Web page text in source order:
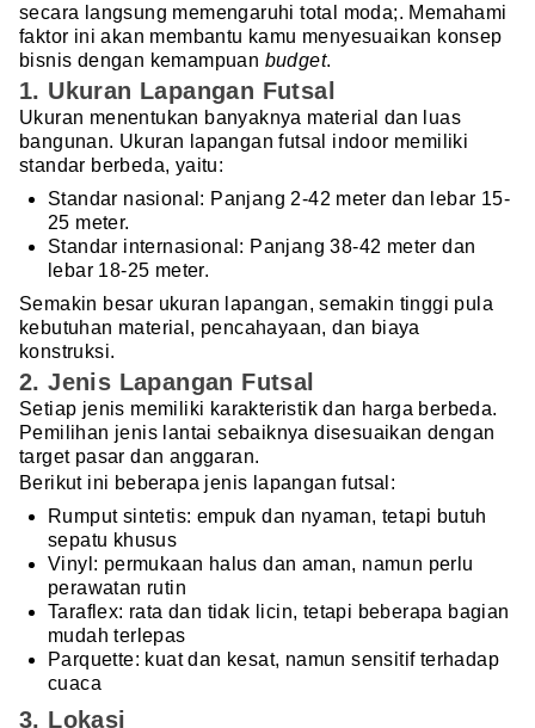
secara langsung memengaruhi total moda;. Memahami
faktor ini akan membantu kamu menyesuaikan konsep
bisnis dengan kemampuan budget.
1. Ukuran Lapangan Futsal
Ukuran menentukan banyaknya material dan luas
bangunan. Ukuran lapangan futsal indoor memiliki
standar berbeda, yaitu:
Standar nasional: Panjang 2-42 meter dan lebar 15-
25 meter.
Standar internasional: Panjang 38-42 meter dan
lebar 18-25 meter.
Semakin besar ukuran lapangan, semakin tinggi pula
kebutuhan material, pencahayaan, dan biaya
konstruksi.
2. Jenis Lapangan Futsal
Setiap jenis memiliki karakteristik dan harga berbeda.
Pemilihan jenis lantai sebaiknya disesuaikan dengan
target pasar dan anggaran.
Berikut ini beberapa jenis lapangan futsal:
Rumput sintetis: empuk dan nyaman, tetapi butuh
sepatu khusus
Vinyl: permukaan halus dan aman, namun perlu
perawatan rutin
Taraflex: rata dan tidak licin, tetapi beberapa bagian
mudah terlepas
Parquette: kuat dan kesat, namun sensitif terhadap
cuaca
3. Lokasi